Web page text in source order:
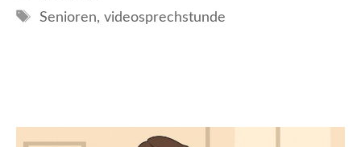
Schlagwörter
Senioren, videosprechstunde